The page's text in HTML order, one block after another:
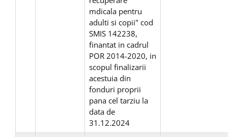
mdicala pentru
adulti si copii" cod
SMIS 142238,
finantat in cadrul
POR 2014-2020, in
scopul finalizarii
acestuia din
fonduri proprii
pana cel tarziu la
data de
31.12.2024